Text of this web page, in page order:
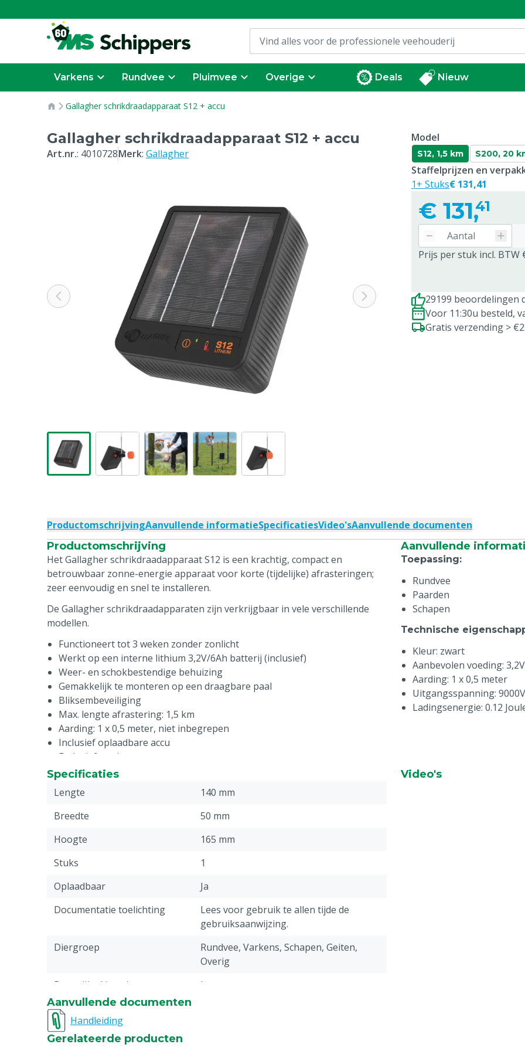
Varkens Rundvee Pluimvee Overige Deals Nieuw
Gallagher schrikdraadapparaat S12 + accu
Gallagher schrikdraadapparaat S12 + accu
Art.nr.: 4010728Merk: Gallagher
Model
S12, 1,5 km S200, 20
€ 131,41
Prijs per stuk incl. BTW
Staffelprijzen en
1+ Stuks€ 131,41
29199 beoordelingen
Voor 11:30u besteld,
Gratis verzending >
ProductomschrijvingAanvullende informatieSpecificatiesVideo'sAanvullende documenten
Productomschrijving
Het Gallagher schrikdraadapparaat S12 is een krachtig, compact en
betrouwbaar zonne-energie apparaat voor korte (tijdelijke) afrasteringen;
zeer eenvoudig en snel te installeren.
De Gallagher schrikdraadapparaten zijn verkrijgbaar in vele verschillende
modellen.
Functioneert tot 3 weken zonder zonlicht
Werkt op een interne lithium 3,2V/6Ah batterij (inclusief)
Weer- en schokbestendige behuizing
Gemakkelijk te monteren op een draagbare paal
Bliksembeveiliging
Max. lengte afrastering: 1,5 km
Aarding: 1 x 0,5 meter, niet inbegrepen
Inclusief oplaadbare accu
Exclusief aardpen
Aanvullende
Toepassing:
Rundvee
Paarden
Schapen
Technische
Kleur: zwart
Aanbevolen voeding:
Aarding: 1 x 0,5 meter
Uitgangsspanning: 9000V
Ladingsenergie: 0.12
Specificaties
Lengte
140 mm
Breedte
50 mm
Hoogte
165 mm
Stuks
1
Oplaadbaar
Ja
Documentatie toelichting
Lees voor gebruik te allen tijde de
gebruiksaanwijzing.
Diergroep
Rundvee, Varkens, Schapen, Geiten,
Overig
Batterij(en)/accu's
inbegrepen
Ja
Type batterij
Typenummer
Video's
Aanvullende documenten
Handleiding
Gerelateerde producten